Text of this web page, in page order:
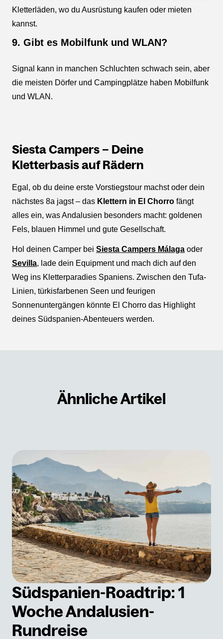
Kletterläden, wo du Ausrüstung kaufen oder mieten
kannst.
9. Gibt es Mobilfunk und WLAN?
Signal kann in manchen Schluchten schwach sein, aber
die meisten Dörfer und Campingplätze haben Mobilfunk
und WLAN.
Siesta Campers – Deine
Kletterbasis auf Rädern
Egal, ob du deine erste Vorstiegstour machst oder dein
nächstes 8a jagst – das Klettern in El Chorro fängt
alles ein, was Andalusien besonders macht: goldenen
Fels, blauen Himmel und gute Gesellschaft.
Hol deinen Camper bei Siesta Campers Málaga oder
Sevilla, lade dein Equipment und mach dich auf den
Weg ins Kletterparadies Spaniens. Zwischen den Tufa-
Linien, türkisfarbenen Seen und feurigen
Sonnenuntergängen könnte El Chorro das Highlight
deines Südspanien-Abenteuers werden.
Ähnliche Artikel
Südspanien-Roadtrip: 1
Woche Andalusien-
Rundreise